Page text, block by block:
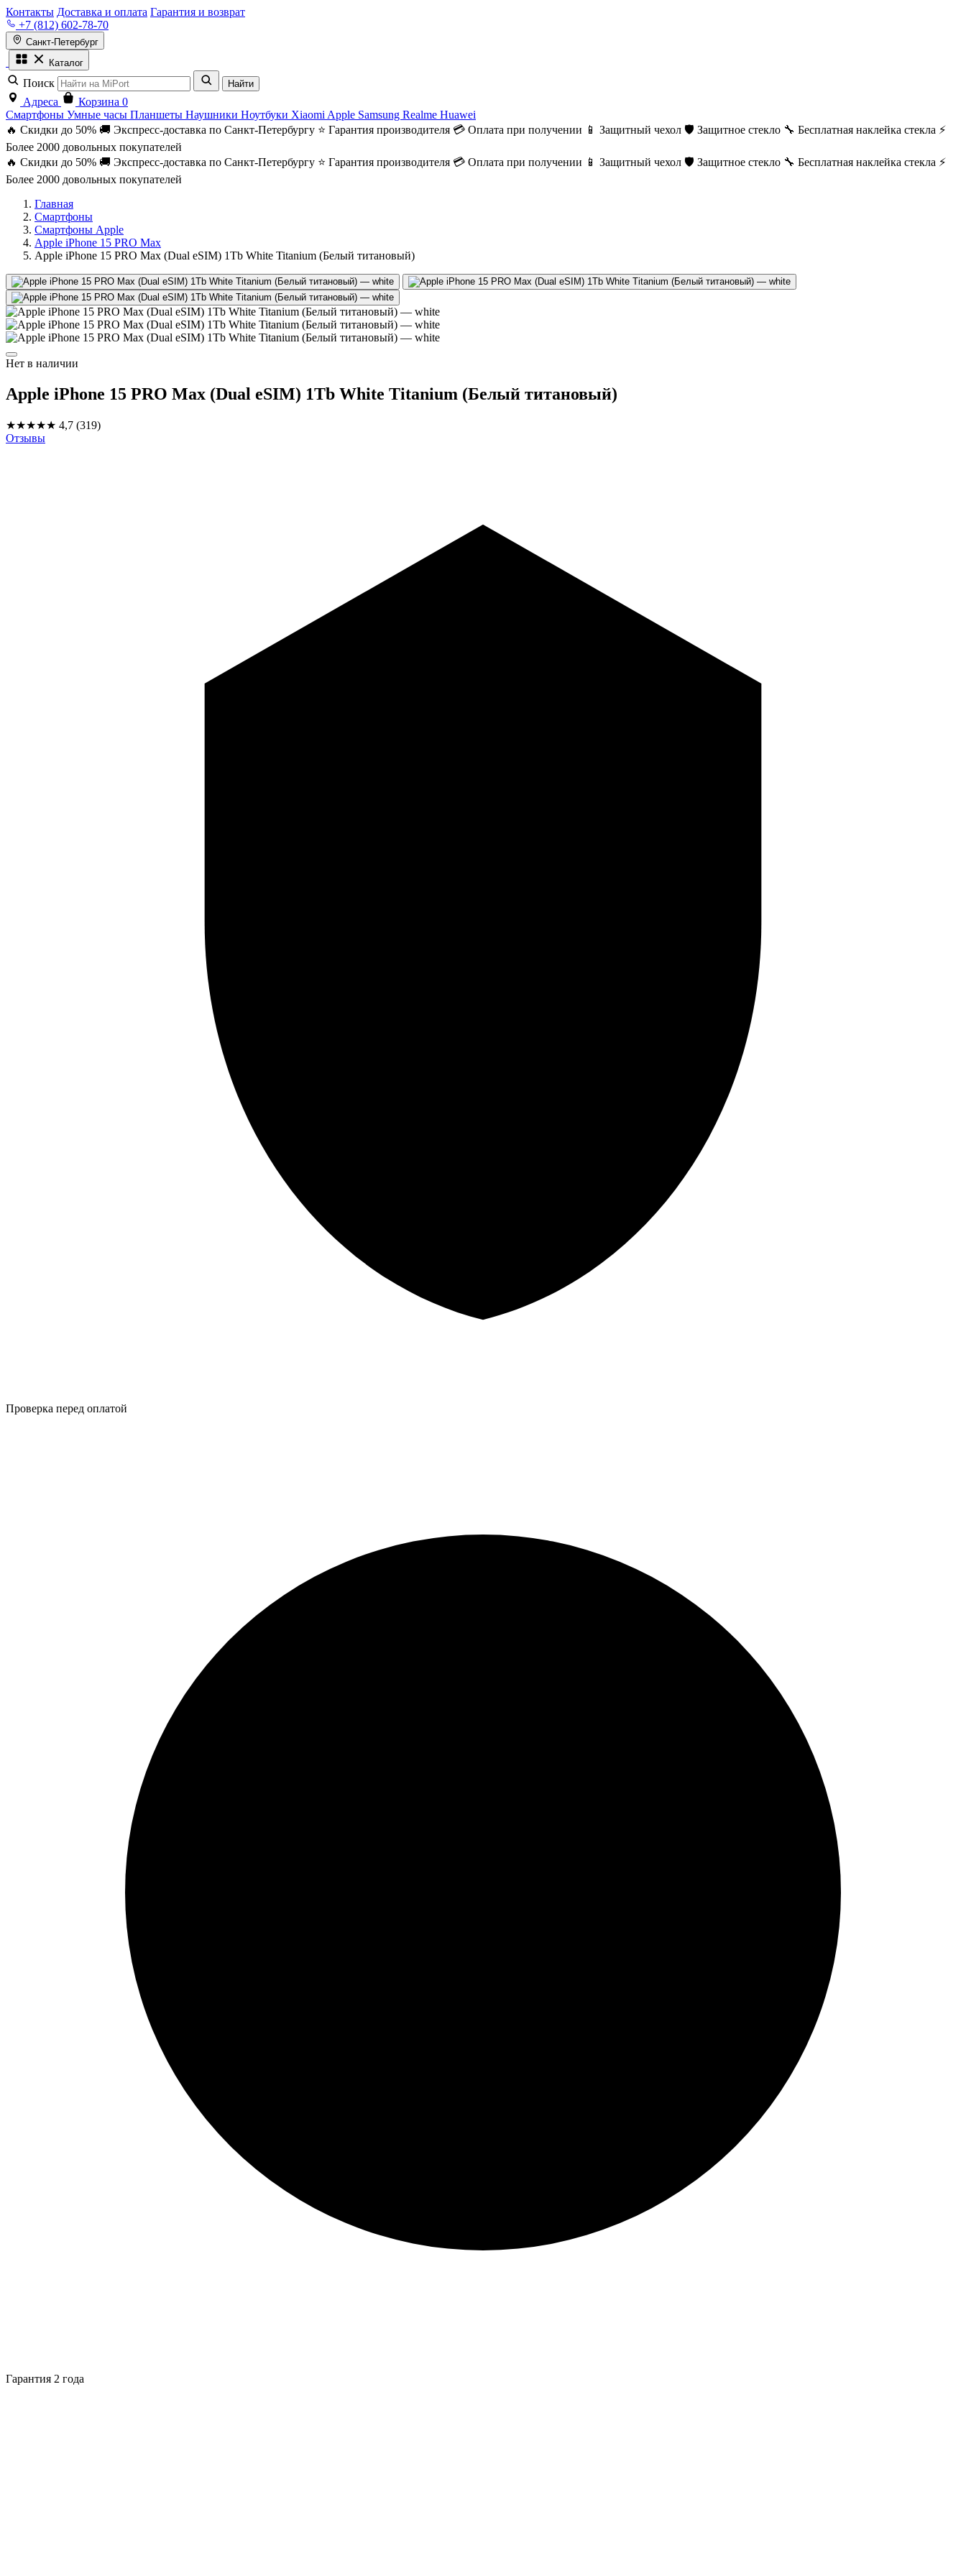
Контакты Доставка и оплата Гарантия и возврат
+7 (812) 602-78-70
Санкт-Петербург
Каталог
Поиск Найти
Адреса Корзина 0
Смартфоны Умные часы Планшеты Наушники Ноутбуки Xiaomi Apple Samsung Realme Huawei
🔥 Скидки до 50% 🚚 Экспресс-доставка по Санкт-Петербургу ⭐ Гарантия производителя 💳 Оплата при получении 📱 Защитный чехол 🛡️ Защитное стекло 🔧 Бесплатная наклейка стекла ⚡
Более 2000 довольных покупателей
🔥 Скидки до 50% 🚚 Экспресс-доставка по Санкт-Петербургу ⭐ Гарантия производителя 💳 Оплата при получении 📱 Защитный чехол 🛡️ Защитное стекло 🔧 Бесплатная наклейка стекла ⚡
Более 2000 довольных покупателей
Главная
Смартфоны
Смартфоны Apple
Apple iPhone 15 PRO Max
Apple iPhone 15 PRO Max (Dual eSIM) 1Tb White Titanium (Белый титановый)
Нет в наличии
Apple iPhone 15 PRO Max (Dual eSIM) 1Tb White Titanium (Белый титановый)
★★★★★ 4,7 (319)
Отзывы
Проверка перед оплатой
Гарантия 2 года